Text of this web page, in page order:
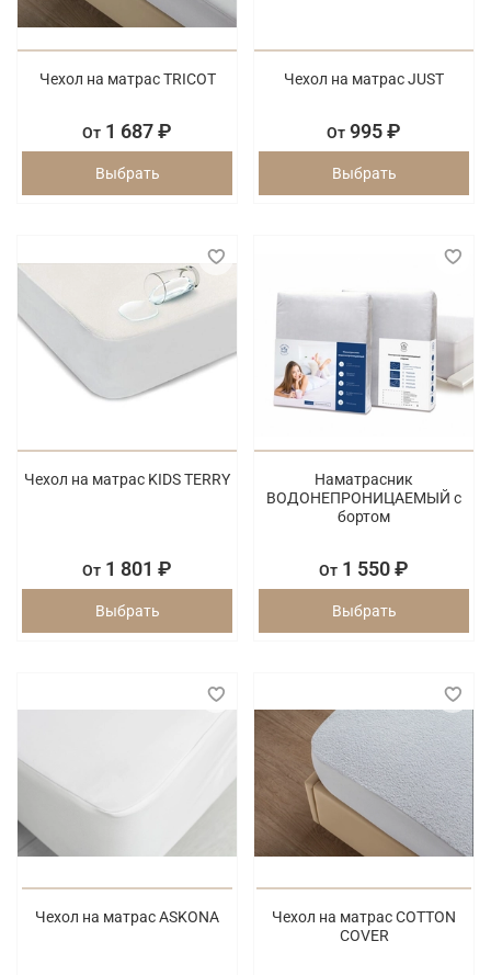
Чехол на матрас TRICOT
От 1 687 ₽
Выбрать
Чехол на матрас JUST
От 995 ₽
Выбрать
Чехол на матрас KIDS TERRY
От 1 801 ₽
Выбрать
Наматрасник
ВОДОНЕПРОНИЦАЕМЫЙ с
бортом
От 1 550 ₽
Выбрать
Чехол на матрас ASKONA
Чехол на матрас COTTON
COVER